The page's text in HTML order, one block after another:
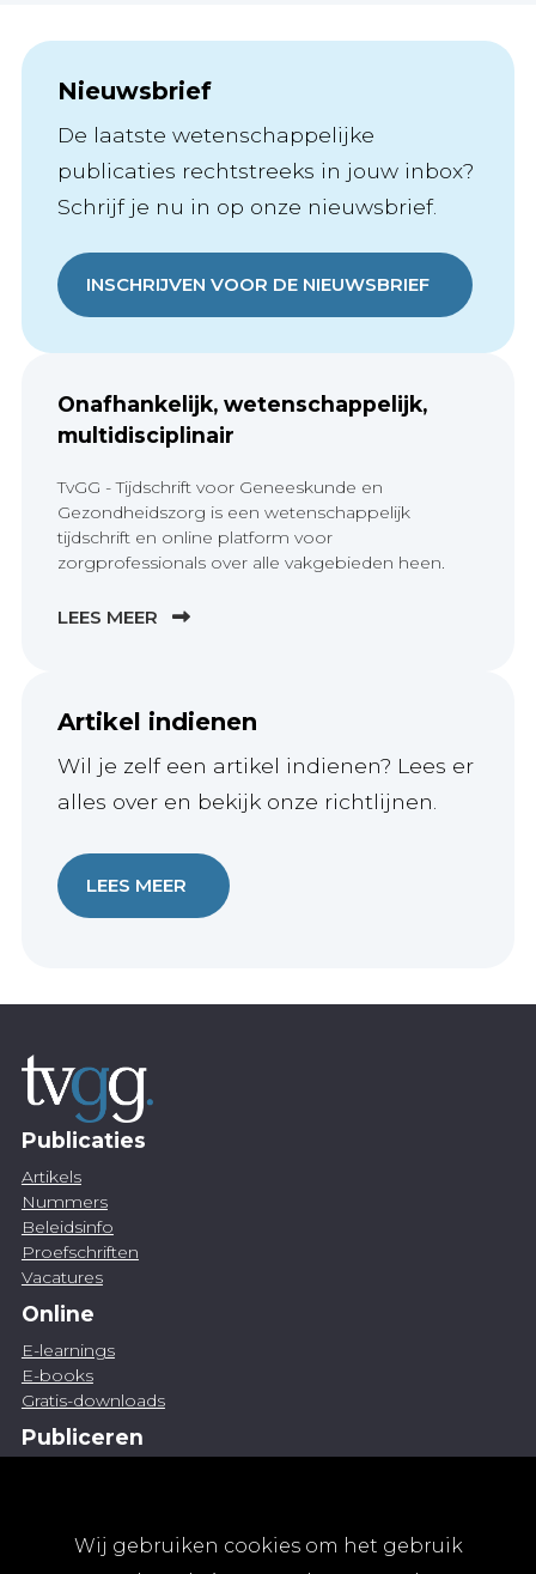
Wij gebruiken cookies om het gebruik
Nieuwsbrief
De laatste wetenschappelijke
publicaties rechtstreeks in jouw inbox?
Schrijf je nu in op onze nieuwsbrief.
INSCHRIJVEN VOOR DE NIEUWSBRIEF
Onafhankelijk, wetenschappelijk,
multidisciplinair
TvGG - Tijdschrift voor Geneeskunde en
Gezondheidszorg is een wetenschappelijk
tijdschrift en online platform voor
zorgprofessionals over alle vakgebieden heen.
LEES MEER
Artikel indienen
Wil je zelf een artikel indienen? Lees er
alles over en bekijk onze richtlijnen.
LEES MEER
Publicaties
Artikels
Nummers
Beleidsinfo
Proefschriften
Vacatures
Online
E-learnings
E-books
Gratis-downloads
Publiceren
Abonnementen